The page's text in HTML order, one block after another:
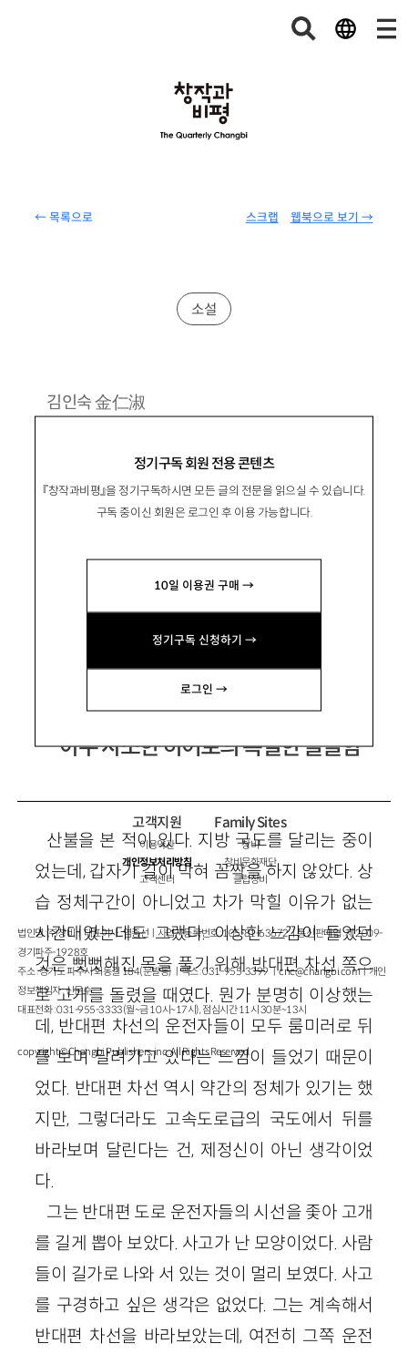
← 목록으로 웹북으로 보기 →
스크랩
정기구독 회원 전용 콘텐츠
『창작과비평』을 정기구독하시면 모든 글의 전문을 읽으실 수 있습니다.
구독 중이신 회원은 로그인 후 이용 가능합니다.
10일 이용권 구매 →
정기구독 신청하기 →
로그인 →
소설
김인숙金仁淑
로 등단. 소설집 『칼날과 사랑』 『유리 구두』 『그
여자의 자서전』 『안녕, 엘레나』, 장편소설 『핏줄』
현』 『모든 빛깔들의 밤』 등이 있음.
sunisok99@gmail.com
아주 사소한 히어로의 특별한 쓸쓸함
산불을 본 적이 있다. 지방 국도를 달리는 중이
었는데, 갑자기 길이 막혀 꼼짝을 하지 않았다. 상
습 정체구간이 아니었고 차가 막힐 이유가 없는
시간대였는데도 그랬다. 이상한 느낌이 들었던
것은 뻣뻣해진 목을 풀기 위해 반대편 차선 쪽으
로 고개를 돌렸을 때였다. 뭔가 분명히 이상했는
데, 반대편 차선의 운전자들이 모두 룸미러로 뒤
를 보며 달려가고 있다는 느낌이 들었기 때문이
었다. 반대편 차선 역시 약간의 정체가 있기는 했
지만, 그렇더라도 고속도로급의 국도에서 뒤를
바라보며 달린다는 건, 제정신이 아닌 생각이었
다.
그는 반대편 도로 운전자들의 시선을 좇아 고개
를 길게 뽑아 보았다. 사고가 난 모양이었다. 사람
들이 길가로 나와 서 있는 것이 멀리 보였다. 사고
를 구경하고 싶은 생각은 없었다. 그는 계속해서
반대편 차선을 바라보았는데, 여전히 그쪽 운전
고객지원
이용약관
개인정보처리방침
고객센터
Family Sites
창비
창비문화재단
클럽창비
법인명 : ㈜창비ㅣ대표이사 : 염종선ㅣ사업자등록번호 : 105-81-63672ㅣ통신판매업 : 제 2009-
경기파주-1928호
주소 : 경기도 파주시 회동길 184(문발동)ㅣ팩스 : 031-955-3399 ㅣcnc@changbi.comㅣ개인
정보책임자 : 신문수
대표전화 : 031-955-3333(월~금 10시~17시), 점심시간 11시 30분~13시
copyright © Changbi Publishers, inc. All Rights Reserved.